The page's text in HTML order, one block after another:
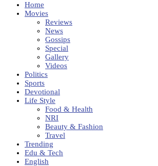
Home
Movies
Reviews
News
Gossips
Special
Gallery
Videos
Politics
Sports
Devotional
Life Style
Food & Health
NRI
Beauty & Fashion
Travel
Trending
Edu & Tech
English